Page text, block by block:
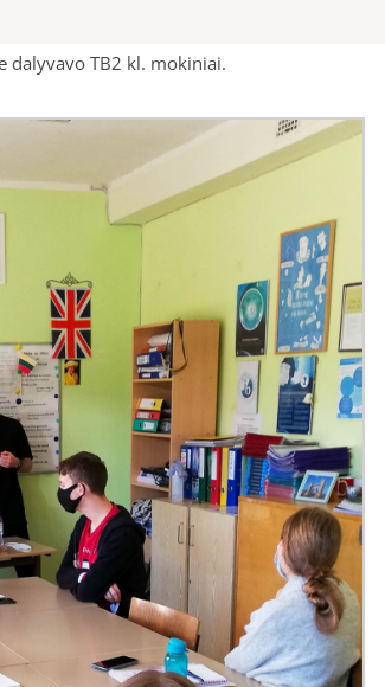
dalyvavo TB2 kl. mokiniai.